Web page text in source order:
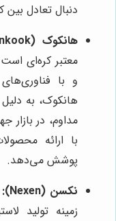
دنبال تعادل
هانکوک (Hankook):
معتبر کره‌ای
و با
هانکوک، به
مداوم، در بازار
با ارائه
پوشش می‌دهد.
نکسن (Nexen):
زمینه تولید